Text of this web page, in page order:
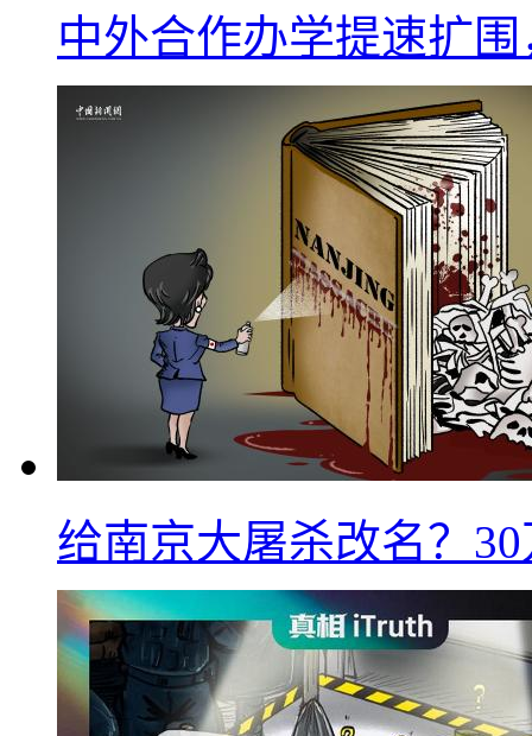
中外合作办学提速扩
给南京大屠杀改名？